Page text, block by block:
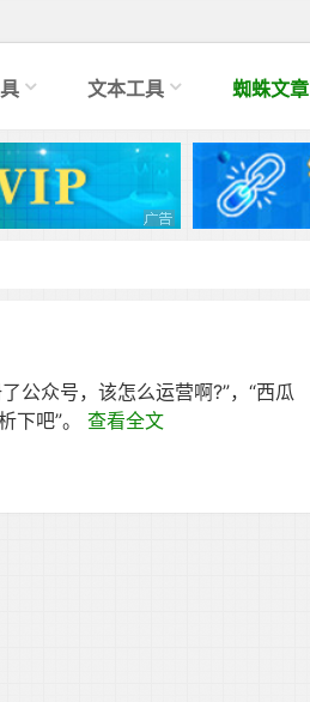
文本工具 蜘蛛文章
公众号，该怎么运营啊?”，“西瓜
下吧”。查看全文